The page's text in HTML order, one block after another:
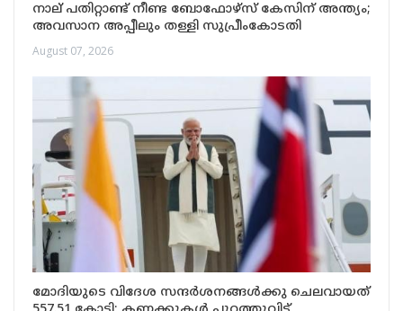
നാല് പതിറ്റാണ്ട് നീണ്ട ബോഫോഴ്സ് കേസിന് അന്ത്യം;
അവസാന അപ്പീലും തള്ളി സുപ്രീംകോടതി
August 07, 2026
മോദിയുടെ വിദേശ സന്ദർശനങ്ങൾക്കു ചെലവായത്